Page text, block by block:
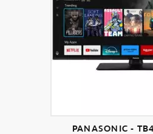
PANASONIC -